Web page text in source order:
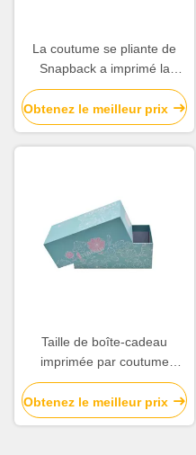
La coutume se pliante de
Snapback a imprimé la
finition mate brillante de
surface de stratification de
boîte-cadeau
Obtenez le meilleur prix
Taille de boîte-cadeau
imprimée par coutume
sensible 18 * 14 * 9cm avec
le couvercle et le type de
base
Obtenez le meilleur prix